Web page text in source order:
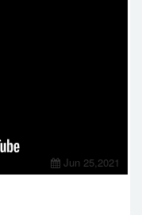
Jun 25,2021